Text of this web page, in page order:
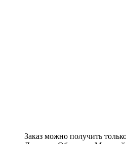
Заказ можно получить